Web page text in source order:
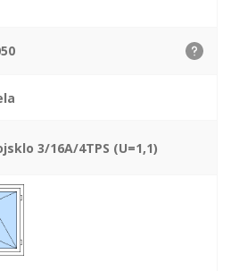
3/16A/4TPS (U=1,1)